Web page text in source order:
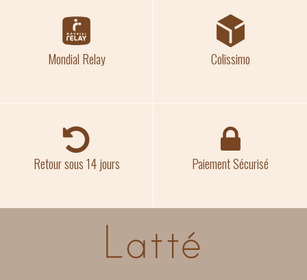
Mondial Relay Colissimo
Retour sous 14 jours Paiement Sécurisé